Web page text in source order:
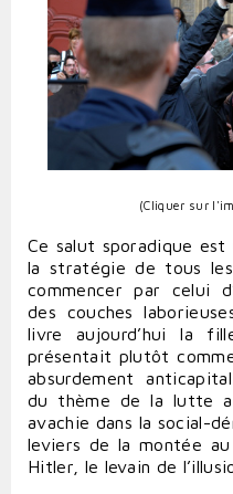
(Cliquer sur
Ce salut sporadique
la stratégie de tous
commencer par celui
des couches
livre aujourd’hui la
présentait plutôt
absurdement
du thème de la lutte
avachie dans la social-
leviers de la montée
Hitler, le levain de